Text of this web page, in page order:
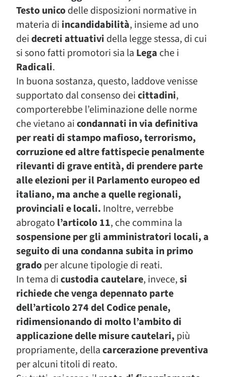
Testo unicodelle disposizioni normative in
materia di incandidabilità, insieme ad uno
deidecreti attuativi della legge stessa, di cui
si sono fatti promotori sia la Lega che i
Radicali.
In buona sostanza, questo, laddove venisse
supportato dal consenso deicittadini,
comporterebbe l’eliminazione delle norme
che vietano aicondannati in via definitiva
per reati di stampo mafioso, terrorismo,
corruzione ed altre fattispecie penalmente
rilevanti di grave entità, di prendere parte
alle elezioni per il Parlamento europeo ed
italiano, ma anche a quelle regionali,
provinciali e locali. Inoltre, verrebbe
abrogato l’articolo 11, che commina la
sospensione per gli amministratori locali, a
seguito di una condanna subita in primo
gradoper alcune tipologie di reati.
In tema dicustodia cautelare, invece,si
richiede che venga depennato parte
dell’articolo 274 del Codice penale,
ridimensionando di molto l’ambito di
applicazione delle misure cautelari, più
propriamente, dellacarcerazionepreventiva
per alcuni titoli di reato.